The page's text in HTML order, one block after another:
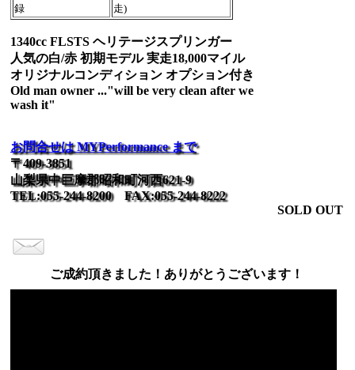
録
走)
1340cc FLSTS ヘリテージスプリンガー
人気の白/赤 初期モデル 実走18,000マイル
オリジナルコンディション オプション付き
Old man owner ..."will be very clean after we
wash it"
お問合せは MYPerformance まで
〒409-3851
山梨県中巨摩郡昭和町河西621-9
TEL:055-244-8200 FAX:055-244-8222
SOLD OUT
ご成約頂きました！ありがとうございます！